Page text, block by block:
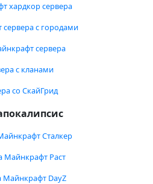
хардкор сервера
с городами
сервера
с кланами
со СкайГрид
Сталкер
Майнкрафт Раст
Майнкрафт DayZ